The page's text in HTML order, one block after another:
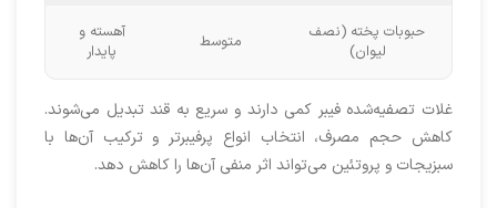
آهسته و
پایدار
متوسط
حبوبات پخته (نصف
لیوان)
غلات تصفیه‌شده فیبر کمی دارند و سریع به قند تبدیل می‌شوند.
کاهش حجم مصرف، انتخاب انواع پرفیبرتر و ترکیب آن‌ها با
سبزیجات و پروتئین می‌تواند اثر منفی آن‌ها را کاهش دهد.